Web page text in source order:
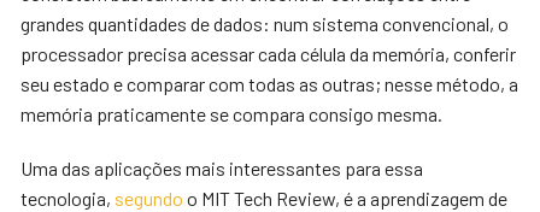
grandes quantidades de dados: num sistema convencional, o
processador precisa acessar cada célula da memória, conferir
seu estado e comparar com todas as outras; nesse método, a
memória praticamente se compara consigo mesma.
Uma das aplicações mais interessantes para essa
tecnologia, segundoo MIT Tech Review, é a aprendizagem de